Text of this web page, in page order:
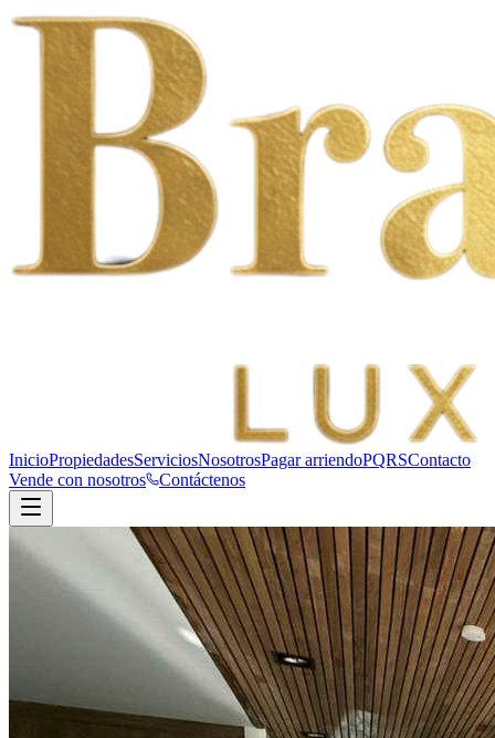
InicioPropiedadesServiciosNosotrosPagar arriendoPQRSContacto
Vende con nosotros
Contáctenos